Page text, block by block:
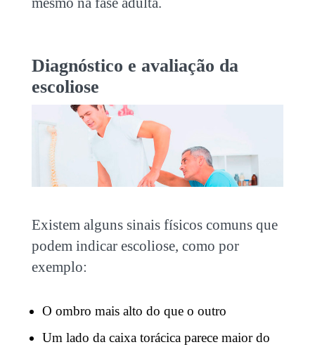
Diagnóstico e avaliação da
escoliose
Existem alguns sinais físicos comuns que
podem indicar escoliose, como por
exemplo:
O ombro mais alto do que o outro
Um lado da caixa torácica parece maior do